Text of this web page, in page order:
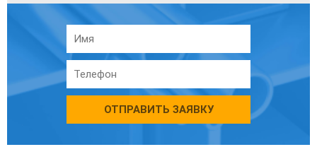
ОТПРАВИТЬ ЗАЯВКУ